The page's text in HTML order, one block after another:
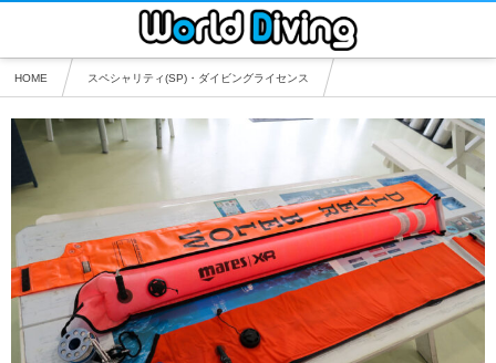
HOME スペシャリティ(SP)・ダイビングライセンス
沖縄 ドリフトダイビング・スペシャルティ(SP)ライセンス